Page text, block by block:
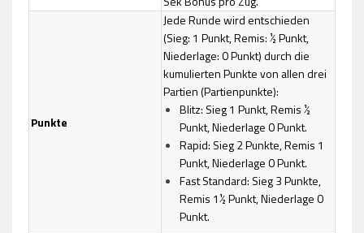
Punkte
Jede Runde wird entschieden
(Sieg: 1 Punkt, Remis: ½ Punkt,
Niederlage: 0 Punkt) durch die
kumulierten Punkte von allen drei
Partien (Partienpunkte):
Blitz: Sieg 1 Punkt, Remis ½
Punkt, Niederlage 0 Punkt.
Rapid: Sieg 2 Punkte, Remis 1
Punkt, Niederlage 0 Punkt.
Fast Standard: Sieg 3 Punkte,
Remis 1½ Punkt, Niederlage 0
Punkt.